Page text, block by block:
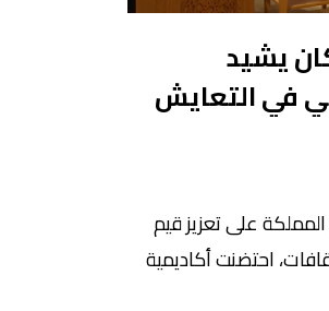
يشيد
في التعايش
على تعزيز قيم
احتضنت أكاديمية